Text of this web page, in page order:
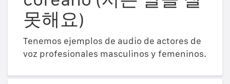
못해요)
Tenemos ejemplos de audio de actores de
voz profesionales masculinos y femeninos.